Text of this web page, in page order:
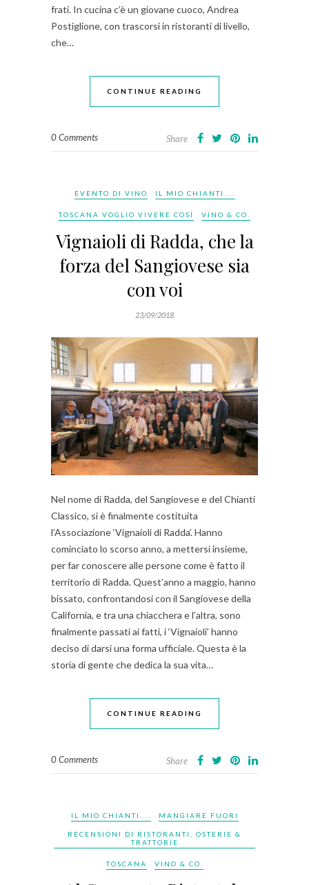
frati. In cucina c’è un giovane cuoco, Andrea
Postiglione, con trascorsi in ristoranti di livello,
che…
CONTINUE READING
0 Comments Share
EVENTO DI VINO IL MIO CHIANTI....
TOSCANA VOGLIO VIVERE COSÌ VINO & CO.
Vignaioli di Radda, che la
forza del Sangiovese sia
con voi
23/09/2018
Nel nome di Radda, del Sangiovese e del Chianti
Classico, si è finalmente costituita
l’Associazione ‘Vignaioli di Radda’. Hanno
cominciato lo scorso anno, a mettersi insieme,
per far conoscere alle persone come è fatto il
territorio di Radda. Quest’anno a maggio, hanno
bissato, confrontandosi con il Sangiovese della
California, e tra una chiacchera e l’altra, sono
finalmente passati ai fatti, i ‘Vignaioli’ hanno
deciso di darsi una forma ufficiale. Questa è la
storia di gente che dedica la sua vita…
CONTINUE READING
0 Comments Share
IL MIO CHIANTI.... MANGIARE FUORI
RECENSIONI DI RISTORANTI, OSTERIE &
TRATTORIE
TOSCANA VINO & CO.